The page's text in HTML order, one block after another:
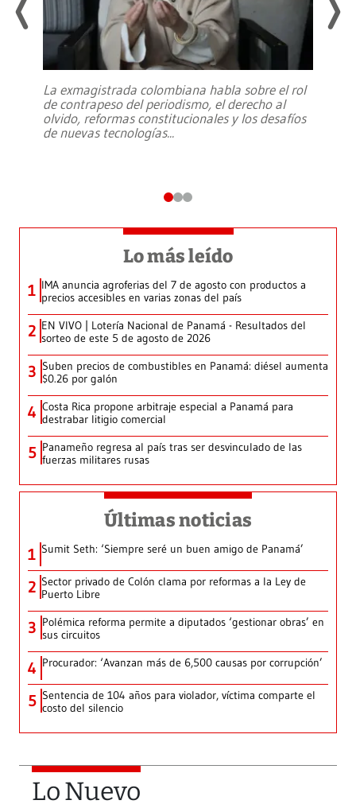
La exmagistrada colombiana habla sobre el rol
de contrapeso del periodismo, el derecho al
olvido, reformas constitucionales y los desafíos
de nuevas tecnologías...
Lo más leído
1 IMA anuncia agroferias del 7 de agosto con productos a
precios accesibles en varias zonas del país
2 EN VIVO | Lotería Nacional de Panamá - Resultados del
sorteo de este 5 de agosto de 2026
3 Suben precios de combustibles en Panamá: diésel aumenta
$0.26 por galón
4 Costa Rica propone arbitraje especial a Panamá para
destrabar litigio comercial
5 Panameño regresa al país tras ser desvinculado de las
fuerzas militares rusas
Últimas noticias
1 Sumit Seth: ‘Siempre seré un buen amigo de Panamá’
2 Sector privado de Colón clama por reformas a la Ley de
Puerto Libre
3 Polémica reforma permite a diputados ‘gestionar obras’ en
sus circuitos
4 Procurador: ‘Avanzan más de 6,500 causas por corrupción’
5 Sentencia de 104 años para violador, víctima comparte el
costo del silencio
Lo Nuevo